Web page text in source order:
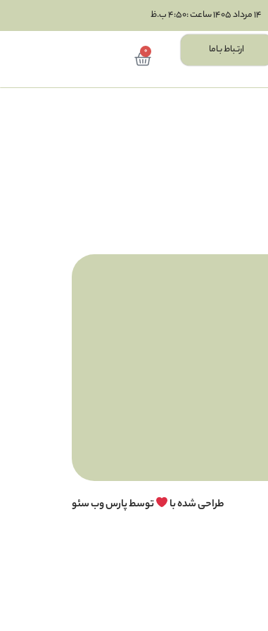
14 مرداد 1405 ساعت :4:50 ب.ظ
ارتـباط بـاما 0
طراحی شده با توسط پارس وب سئو